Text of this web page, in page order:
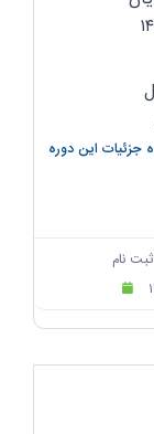
جزئیات این دوره
نام